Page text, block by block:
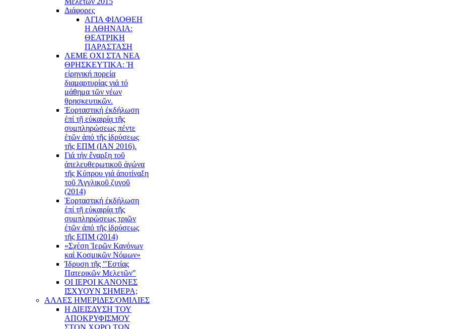
Διάφορες
ΑΓΙΑ ΦΙΛΟΘΕΗ
Η ΑΘΗΝΑΙΑ:
ΘΕΑΤΡΙΚΗ
ΠΑΡΑΣΤΑΣΗ
ΛΕΜΕ ΟΧΙ ΣΤΑ ΝΕΑ
ΘΡΗΣΚΕΥΤΙΚΑ: Ἡ
εἰρηνική πορεία
διαμαρτυρίας γιά τό
μάθημα τῶν νέων
θρησκευτικῶν.
Ἑορταστική ἐκδήλωση
ἐπί τῇ εὐκαιρίᾳ τῆς
συμπληρώσεως πέντε
ἐτῶν ἀπό τῆς ἱδρύσεως
τῆς ΕΠΜ (ΙΑΝ 2016).
Γιά τήν ἔναρξη τοῦ
ἀπελευθερωτικοῦ ἀγώνα
τῆς Κύπρου γιά ἀποτίναξη
τοῦ Ἀγγλικοῦ ζυγοῦ
(2014)
Ἑορταστική ἐκδήλωση
ἐπί τῇ εὐκαιρίᾳ τῆς
συμπληρώσεως τριῶν
ἐτῶν ἀπό τῆς ἱδρύσεως
τῆς ΕΠΜ (2014)
«Σχέση Ἱερῶν Κανόνων
καί Κοσμικῶν Νόμων»
Ίδρυση τῆς "Ἑστίας
Πατερικῶν Μελετῶν"
ΟΙ ΙΕΡΟΙ ΚΑΝΟΝΕΣ
ΙΣΧΥΟΥΝ ΣΗΜΕΡΑ;
ΑΛΛΕΣ ΗΜΕΡΙΔΕΣ/ΟΜΙΛΙΕΣ
Η ΔΙΕΙΣΔΥΣΗ ΤΟΥ
ΑΠΟΚΡΥΦΙΣΜΟΥ
ΣΤΟΝ ΧΩΡΟ ΤΩΝ